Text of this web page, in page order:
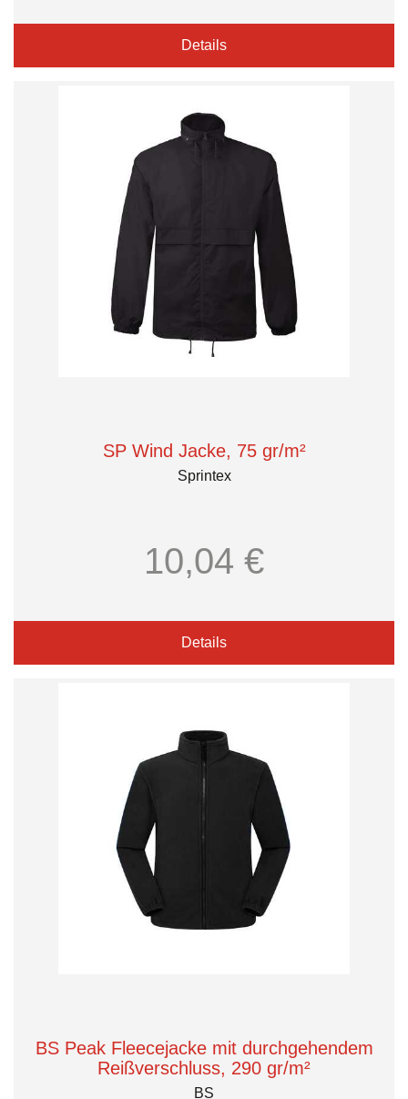
Details
SP Wind Jacke, 75 gr/m²
Sprintex
10,04 €
Details
BS Peak Fleecejacke mit durchgehendem
Reißverschluss, 290 gr/m²
BS